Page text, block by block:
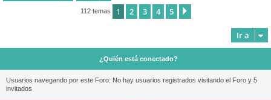
112 temas 1 2 3 4 5
Ir a
¿Quién está conectado?
Usuarios navegando por este Foro: No hay usuarios registrados visitando el Foro y 5
invitados